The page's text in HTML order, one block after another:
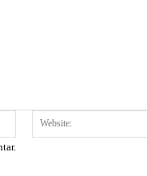
Email:*